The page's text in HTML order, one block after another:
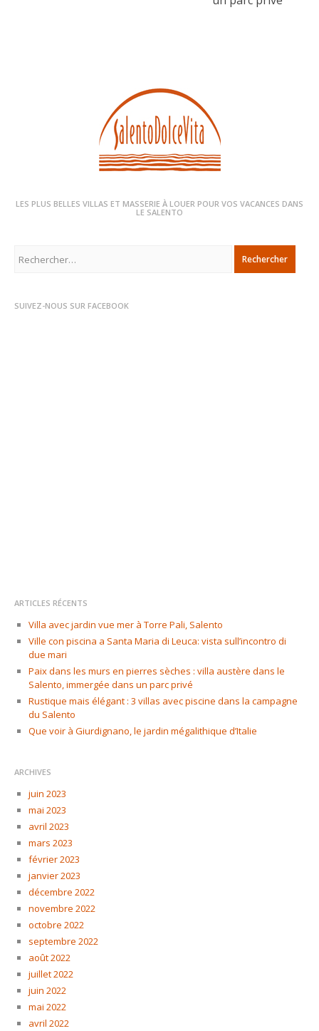
LES PLUS BELLES VILLAS ET MASSERIE À LOUER POUR VOS VACANCES DANS
LE SALENTO
SUIVEZ-NOUS SUR FACEBOOK
ARTICLES RÉCENTS
Villa avec jardin vue mer à Torre Pali, Salento
Ville con piscina a Santa Maria di Leuca: vista sull’incontro di
due mari
Paix dans les murs en pierres sèches : villa austère dans le
Salento, immergée dans un parc privé
Rustique mais élégant : 3 villas avec piscine dans la campagne
du Salento
Que voir à Giurdignano, le jardin mégalithique d’Italie
ARCHIVES
juin 2023
mai 2023
avril 2023
mars 2023
février 2023
janvier 2023
décembre 2022
novembre 2022
octobre 2022
septembre 2022
août 2022
juillet 2022
juin 2022
mai 2022
avril 2022